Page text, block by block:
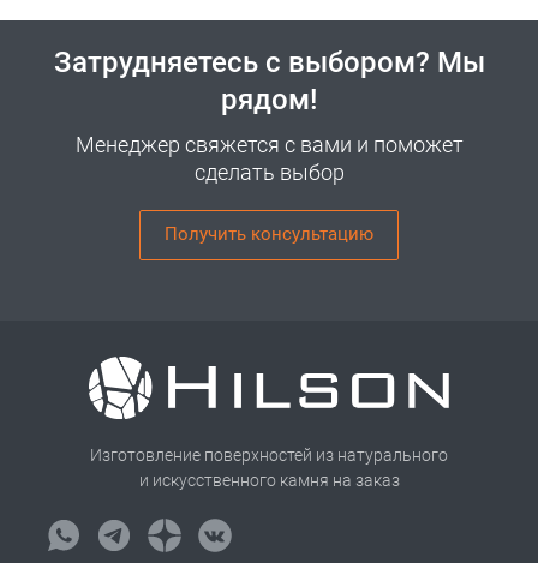
Затрудняетесь с выбором? Мы
рядом!
Менеджер свяжется с вами и поможет
сделать выбор
Получить консультацию
Изготовление поверхностей из натурального
и искусственного камня на заказ